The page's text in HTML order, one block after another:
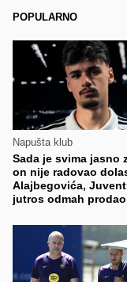
POPULARNO
Napušta klub
Sada je svima jasno
on nije radovao
Alajbegovića,
jutros odmah